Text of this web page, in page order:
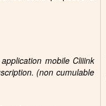
mobile Cliiink
(non cumulable